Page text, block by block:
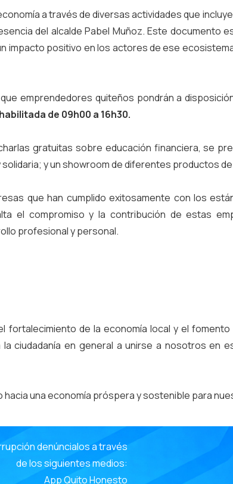
a través de diversas actividades que
del alcalde Pabel Muñoz. Este documento
impacto positivo en los actores de ese
emprendedores quiteños pondrán a
de 09h00 a 16h30.
gratuitas sobre educación financiera, se
y un showroom de diferentes productos
que han cumplido exitosamente con los
el compromiso y la contribución de estas
profesional y personal.
fortalecimiento de la economía local y el
ciudadanía en general a unirse a nosotros en
una economía próspera y sostenible para
denúncialos a través
de los siguientes medios:
App Quito Honesto